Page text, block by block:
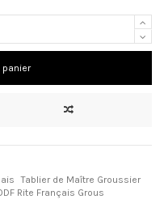
panier
Tablier de Maître Groussier
Rite Français Grous